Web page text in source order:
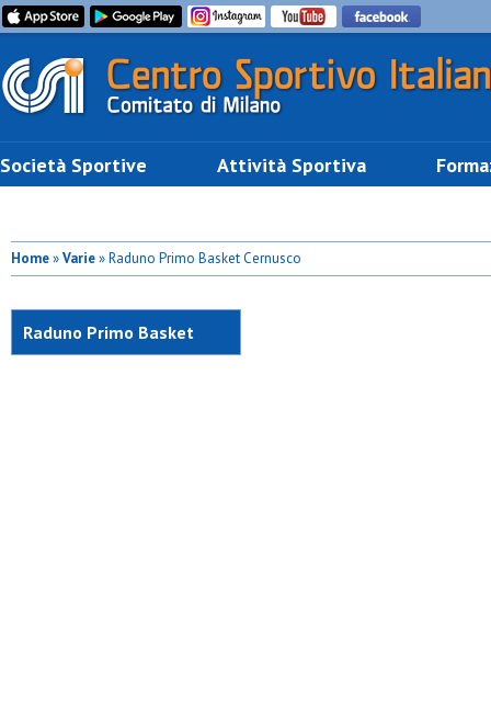
Società Sportive Attività Sportiva
Home»Varie» Raduno Primo Basket Cernusco
Raduno Primo Basket